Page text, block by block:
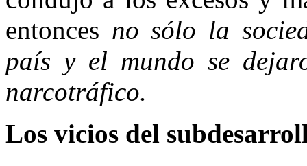
entonces no sólo la
país y el mundo se
narcotráfico.
Los vicios del